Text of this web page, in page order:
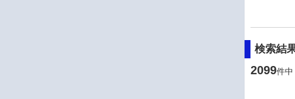
検索結
2099件